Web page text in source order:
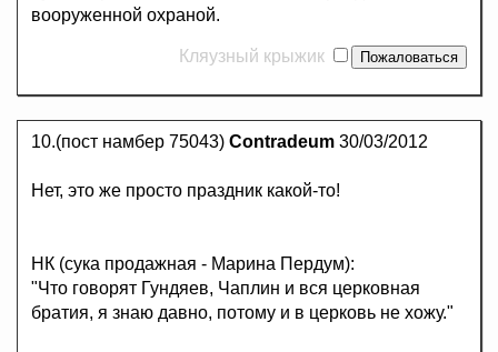
вооруженной охраной.
Кляузный крыжик
10.(пост намбер 75043) Contradeum 30/03/2012
Нет, это же просто праздник какой-то!
НК (сука продажная - Марина Пердум):
"Что говорят Гундяев, Чаплин и вся церковная
братия, я знаю давно, потому и в церковь не хожу."